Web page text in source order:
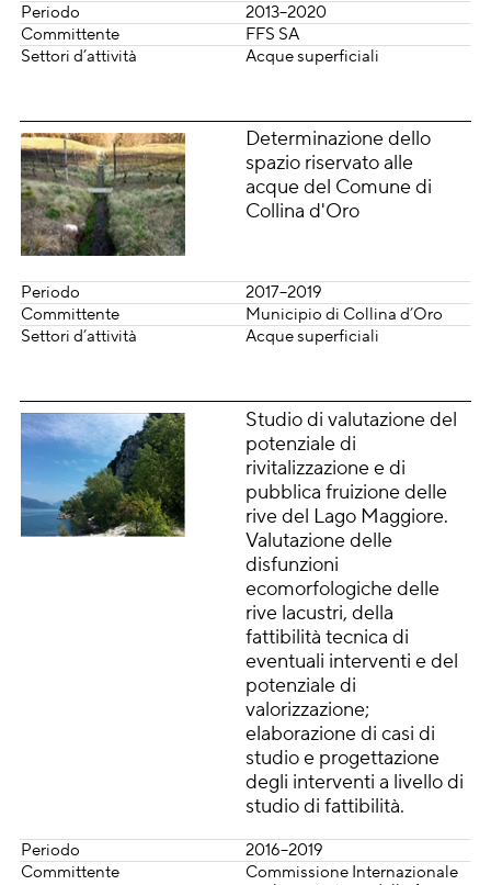
Periodo
2013–2020
Committente
FFS SA
Settori d’attività
Acque superficiali
Determinazione dello
spazio riservato alle
acque del Comune di
Collina d'Oro
Periodo
2017–2019
Committente
Municipio di Collina d’Oro
Settori d’attività
Acque superficiali
Studio di valutazione del
potenziale di
rivitalizzazione e di
pubblica fruizione delle
rive del Lago Maggiore.
Valutazione delle
disfunzioni
ecomorfologiche delle
rive lacustri, della
fattibilità tecnica di
eventuali interventi e del
potenziale di
valorizzazione;
elaborazione di casi di
studio e progettazione
degli interventi a livello di
studio di fattibilità.
Periodo
2016–2019
Committente
Commissione Internazionale